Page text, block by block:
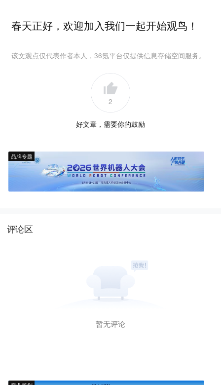
春天正好，欢迎加入我们一起开始观鸟！
该文观点仅代表作者本人，36氪平台仅提供信息存储空间服务。
2
好文章，需要你的鼓励
品牌专题
评论区
暂无评论